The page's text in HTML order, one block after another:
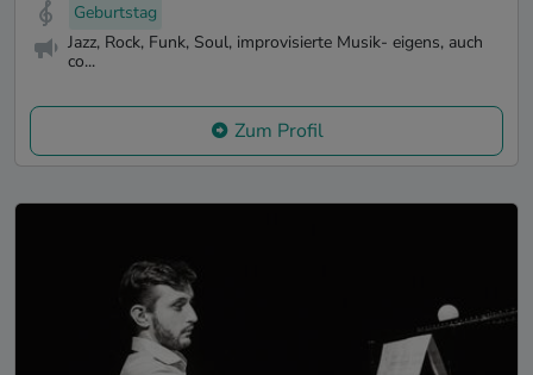
Geburtstag
Jazz, Rock, Funk, Soul, improvisierte Musik- eigens, auch
co...
Zum Profil